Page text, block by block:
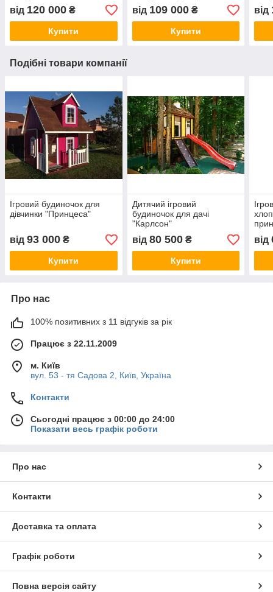
від 120 000 ₴
Купити
від 109 000₴
Купити
від
Подібні товари компанії
Ігровий будиночок для
дівчинки "Принцеса"
від 93 000 ₴
Купити
Дитячий ігровий
будиночок для дачі
"Карлсон"
від 80 500₴
Купити
від
Про нас
100% позитивних з 11 відгуків за рік
Працює з 22.11.2009
м. Київ
вул. 53 - тя Садова 2, Київ, Україна
Контакти
Сьогодні працює з 00:00 до 24:00
Показати весь графік роботи
Про нас
Контакти
Доставка та оплата
Графік роботи
Повна версія сайту